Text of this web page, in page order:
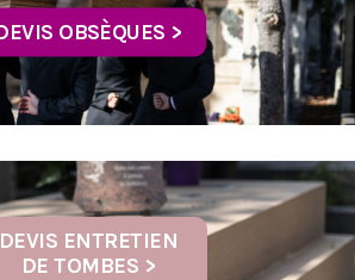
OBSÈQUES >
DEVIS ENTRETIEN
DE TOMBES >